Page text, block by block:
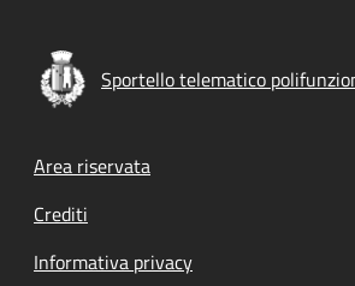
Sportello telematico
Footer menu
Area riservata
Crediti
Informativa privacy